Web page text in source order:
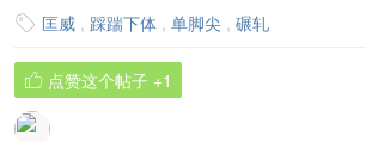
 匡威 , 踩踹下体 , 单脚尖 , 碾轧
 点赞这个帖子 +1